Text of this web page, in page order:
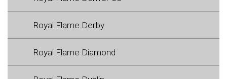
Royal Flame Derby
Royal Flame Diamond